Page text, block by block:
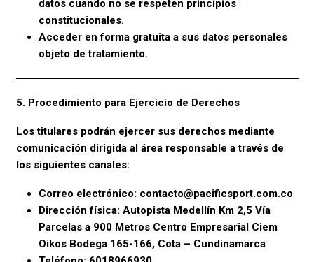
datos cuando no se respeten principios
constitucionales.
Acceder en forma gratuita a sus datos personales
objeto de tratamiento.
5. Procedimiento para Ejercicio de Derechos
Los titulares podrán ejercer sus derechos mediante
comunicación dirigida al área responsable a través de
los siguientes canales:
Correo electrónico: contacto@pacificsport.com.co
Dirección física: Autopista Medellín Km 2,5 Vía
Parcelas a 900 Metros Centro Empresarial Ciem
Oikos Bodega 165-166, Cota – Cundinamarca